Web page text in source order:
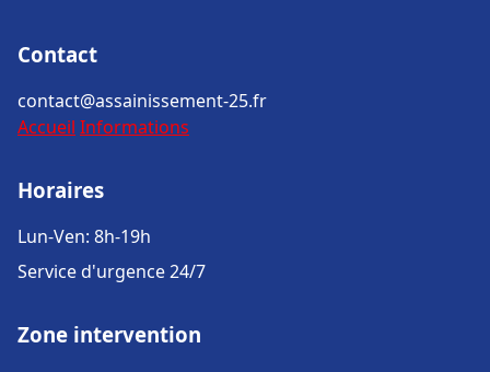
Contact
contact@assainissement-25.fr
Accueil Informations
Horaires
Lun-Ven: 8h-19h
Service d'urgence 24/7
Zone intervention